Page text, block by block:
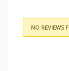
NO REVIEWS